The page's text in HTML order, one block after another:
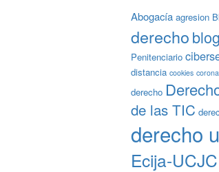
Abogacía agresion
derecho
Penitenciario
distancia cookies
derecho
de las TIC
derecho
Ecija-UCJC